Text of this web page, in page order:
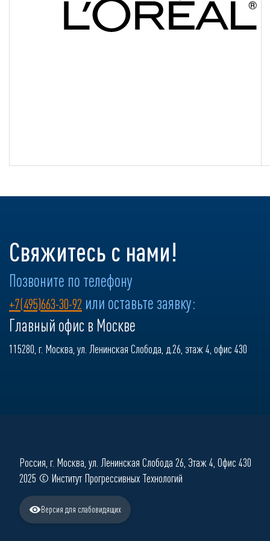
Свяжитесь с нами!
Позвоните по телефону
+7(495)663-30-92 или оставьте заявку:
Главный офис в Москве
115280, г. Москва, ул. Ленинская Слобода, д.26, этаж 4, офис 430
Россия, г. Москва, ул. Ленинская Слобода 26, Этаж 4, Офис 430
2025 © Институт Прогрессивных Технологий
Версия для слабовидящих